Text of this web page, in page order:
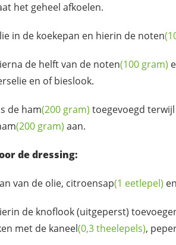
het geheel afkoelen.
in de koekepan en hierin de noten
de helft van de noten(100 gram)
en of bieslook.
de ham(200 gram) toegevoegd
(200 gram) aan.
de dressing:
van de olie, citroensap(1 eetlepel) en
de knoflook (uitgeperst)
met de kaneel(0,3 theelepels),